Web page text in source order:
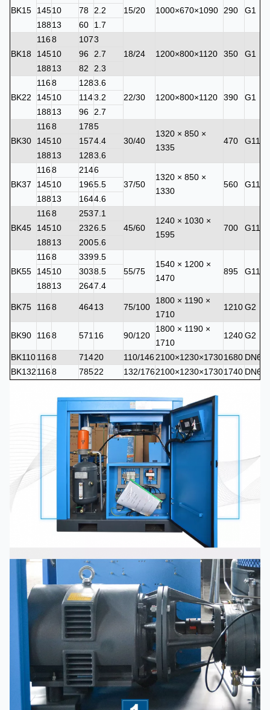
BK15
15/20
1000×670×1090 290 G1
14510 78
2.2
18813 60 1.7
BK18
1168 1073
18/24
1200×800×1120 350 G1
14510 96
2.7
18813 82 2.3
BK22
1168 1283.6
22/30
1200×800×1120 390 G1
14510 1143.2
18813 96 2.7
BK30
1168 1785
30/40
1320 × 850 ×
1335
470 G11/2
14510 1574.4
18813 1283.6
BK37
1168 2146
37/50
1320 × 850 ×
1330
560 G11/2
14510 1965.5
18813 1644.6
BK45
1168 2537.1
45/60
1240 × 1030 ×
1595
700 G11/2
14510 2326.5
18813 2005.6
BK55
1168 3399.5
55/75
1540 × 1200 ×
1470
895 G11/2
14510 3038.5
18813 2647.4
BK75 1168 46413 75/100
1800 × 1190 ×
1710
1210G2
BK90 1168 571 16 90/120
1800 × 1190 ×
1710
1240G2
BK1101168 71420 110/1462100×1230×17301680 DN65
BK1321168 78522 132/1762100×1230×17301740 DN65